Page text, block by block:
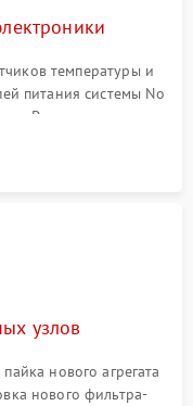
температуры и
питания системы No
Ремонт или замена
алгоритмов.
узлов
нового агрегата
нового фильтра-